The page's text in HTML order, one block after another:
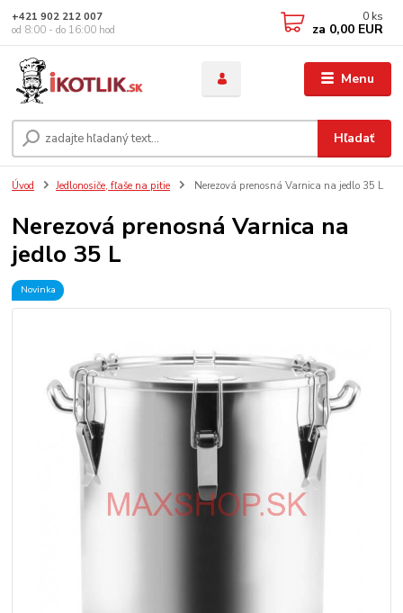
Menu
Hľadať
+421 902 212 007
od 8:00 - do 16:00 hod
0 ks
za 0,00 EUR
Úvod Jedlonosiče, fľaše na pitie Nerezová prenosná Varnica na jedlo 35 L
Nerezová prenosná Varnica na
jedlo 35 L
Novinka